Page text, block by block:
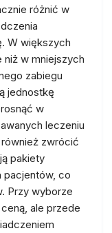
różnić w
W większych
w mniejszych
zabiegu
jednostkę
w
leczeniu
zwrócić
pakiety
pacjentów, co
Przy wyborze
ale przede